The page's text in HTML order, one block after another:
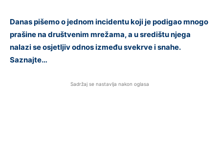
Danas pišemo o jednom incidentu koji je podigao mnogo
prašine na društvenim mrežama, a u središtu njega
nalazi se osjetljiv odnos između svekrve i snahe.
Saznajte…
Sadržaj se nastavlja nakon oglasa